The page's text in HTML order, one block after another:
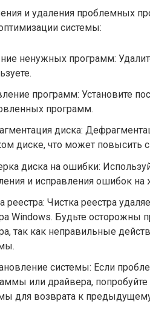
и удаления проблемных
системы:
ненужных программ:
программ: Установите
программ.
диска:
диске, что может повысить
диска на ошибки:
и исправления ошибок на
реестра: Чистка реестра
Windows. Будьте осторожны
так как неправильные
системы: Если
или драйвера,
для возврата к